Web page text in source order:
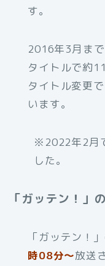
す。
2016年3月ま
タイトルで約
タイトル変更
います。
※2022年2月
した。
「ガッテン！」
「ガッテン！
時08分～放送